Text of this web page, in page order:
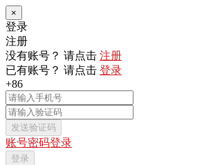
×
登录
注册
没有账号？ 请点击 注册
已有账号？ 请点击 登录
+86
发送验证码
账号密码登录
登录